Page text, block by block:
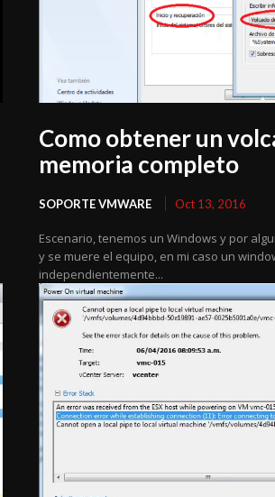
Como obtener un
memoria completo
SOPORTE VMWARE Oct 13, 2016
Escenario, tenemos un Windows y por
y se muere el equipo, en mi caso un
independientemente...